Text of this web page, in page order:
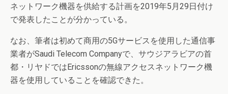
ネットワーク機器を供給する計画を2019年5月29日付け
で発表したことが分かっている。
なお、筆者は初めて商用の5Gサービスを使用した通信事
業者がSaudi Telecom Companyで、サウジアラビアの首
都・リヤドではEricssonの無線アクセスネットワーク機
器を使用していることを確認できた。